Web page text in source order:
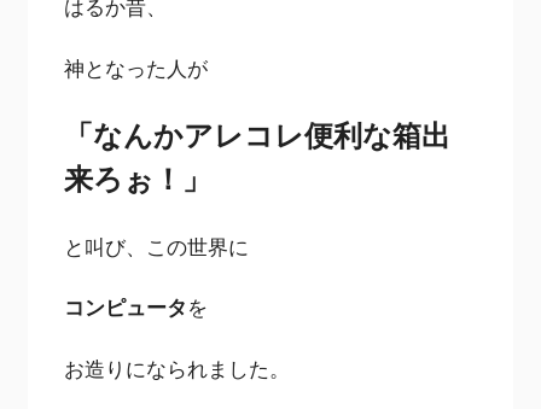
はるか昔、
神となった人が
「なんかアレコレ便利な箱出
来ろぉ！」
と叫び、この世界に
コンピュータを
お造りになられました。